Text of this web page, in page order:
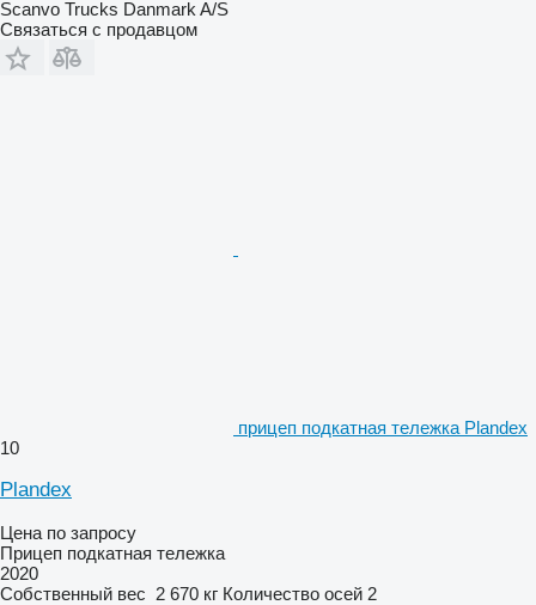
Scanvo Trucks Danmark A/S
Связаться с продавцом
прицеп подкатная тележка Plandex
10
Plandex
Цена по запросу
Прицеп подкатная тележка
2020
Собственный вес 2 670 кг Количество осей 2